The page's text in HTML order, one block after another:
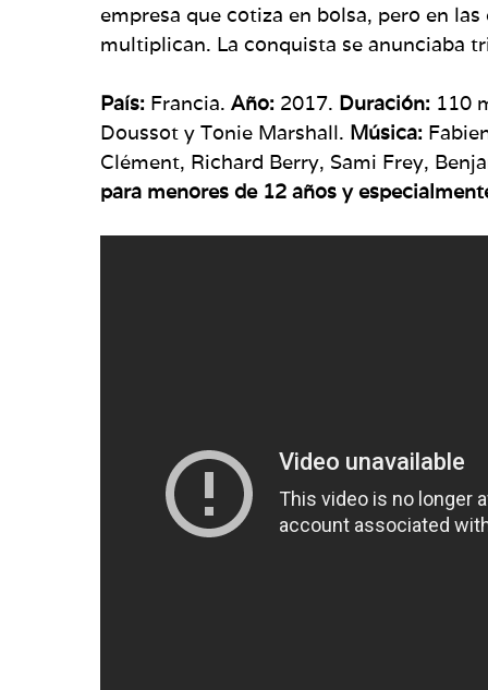
empresa que cotiza en bolsa, pero en
multiplican. La conquista se anunciaba
País: Francia. Año: 2017. Duración: 110
Doussot y Tonie Marshall. Música:
Clément, Richard Berry, Sami Frey,
para menores de 12 años y